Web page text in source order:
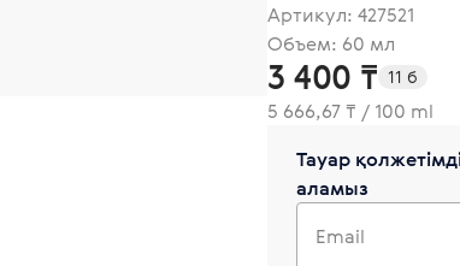
Артикул: 427521
Объем: 60 мл
3 400 ₸ 11 б
5 666,67 ₸ / 100 ml
Тауар
аламыз
Email